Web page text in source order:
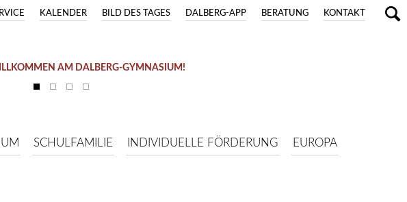
KONTAKT
BERATUNG
DALBERG-APP
BILD DES TAGES
KALENDER
AM DALBERG-GYMNASIUM!
SCHULFAMILIE INDIVIDUELLE FÖRDERUNG EUROPA